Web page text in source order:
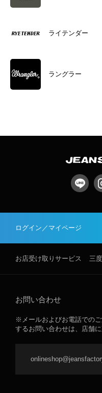
ライテンダー
ラングラー
ログイン／マイページ
お店受け取りサービス 三
お問い合わせ
※メールおよびお電話での
するお問い合わせは、店舗